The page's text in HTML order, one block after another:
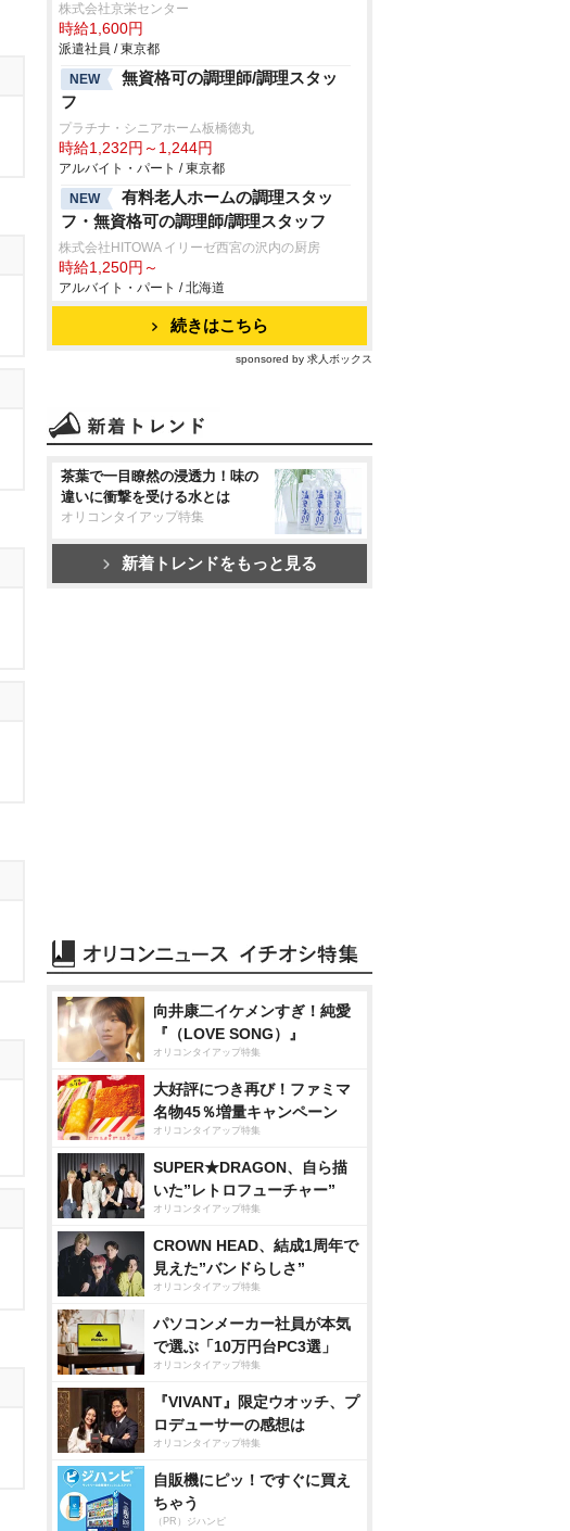
株式会社京栄センター
時給1,600円
派遣社員 / 東京都
NEW
無資格可の調理師/調理スタッ
フ
プラチナ・シニアホーム板橋徳丸
時給1,232円～1,244円
アルバイト・パート / 東京都
NEW
有料老人ホームの調理スタッ
フ・無資格可の調理師/調理スタッフ
株式会社HITOWA イリーゼ西宮の沢内の厨房
時給1,250円～
アルバイト・パート / 北海道
続きはこちら
sponsored by 求人ボックス
茶葉で一目瞭然の浸透力！味の
違いに衝撃を受ける水とは
オリコンタイアップ特集
新着トレンドをもっと見る
向井康二イケメンすぎ！純愛
『（LOVE SONG）』
オリコンタイアップ特集
大好評につき再び！ファミマ
名物45％増量キャンペーン
オリコンタイアップ特集
SUPER★DRAGON、自ら描
いた”レトロフューチャー”
オリコンタイアップ特集
CROWN HEAD、結成1周年で
見えた”バンドらしさ”
オリコンタイアップ特集
パソコンメーカー社員が本気
で選ぶ「10万円台PC3選」
オリコンタイアップ特集
『VIVANT』限定ウオッチ、プ
ロデューサーの感想は
オリコンタイアップ特集
自販機にピッ！ですぐに買え
ちゃう
（PR）ジハンピ